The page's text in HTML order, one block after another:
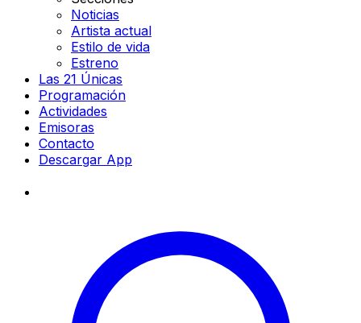
Noticias
Artista actual
Estilo de vida
Estreno
Las 21 Únicas
Programación
Actividades
Emisoras
Contacto
Descargar App